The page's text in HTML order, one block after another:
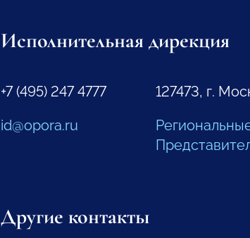
Исполнительная дирекция
+7 (495) 247 4777
id@opora.ru
127473, г.
Другие контакты